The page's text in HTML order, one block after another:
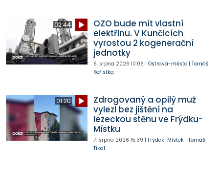
02:44
OZO bude mít vlastní
elektřinu. V Kunčicích
vyrostou 2 kogenerační
jednotky
6. srpna 2026 10:06 | Ostrava-město| Tomáš
Kořistka
01:20
Zdrogovaný a opilý muž
vylezl bez jištění na
lezeckou stěnu ve Frýdku-
Místku
7. srpna 2026 15:39 | Frýdek-Místek| Tomáš
Tikal